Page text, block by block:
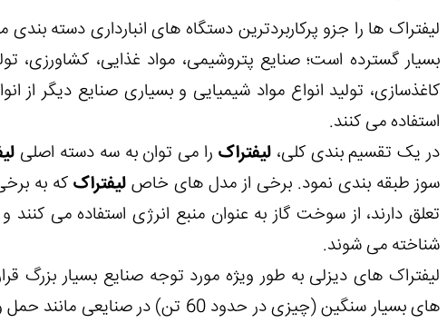
لیفتراک ها را جزو پرکاربردترین دستگاه های انبارداری دسته
بسیار گسترده است؛ صنایع پتروشیمی، مواد غذایی، کشاورزی،
کاغذسازی، تولید انواع مواد شیمیایی و بسیاری صنایع دیگر از
استفاده می کنند.
در یک تقسیم بندی کلی،لیفتراک را می توان به سه دسته اصلی
سوز طبقه بندی نمود. برخی از مدل های خاصلیفتراککه به
تعلق دارند، از سوخت گاز به عنوان منبع انرژی استفاده می کنند و
شناخته می شوند.
لیفتراک های دیزلی به طور ویژه مورد توجه صنایع بسیار بزرگ
های بسیار سنگین (چیزی در حدود 60 تن)